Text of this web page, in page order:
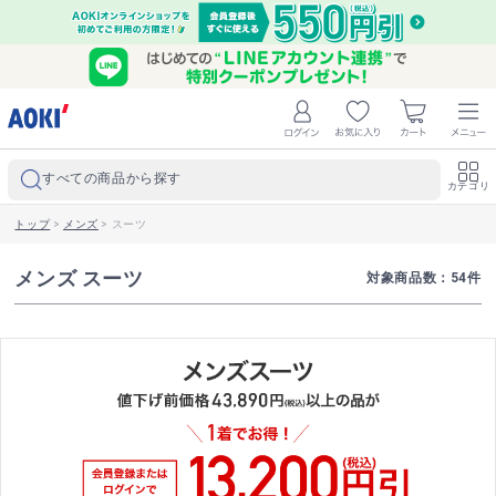
すべての商品から探す カテゴリ
トップ> メンズ > スーツ
メンズ スーツ 対象商品数： 54件